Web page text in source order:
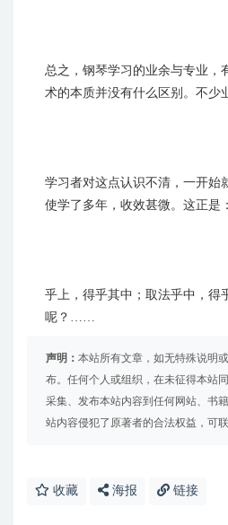
总之，钢琴学习的业余与专业，
术的本质并没有什么区别。不少
学习者对这点认识不清，一开始
使学了多年，收效甚微。这正是
乎上，得乎其中；取法乎中，得
呢？……
声明： 本站所有文章，如无特殊说明
布。任何个人或组织，在未征得本站
采集、发布本站内容到任何网站、书
站内容侵犯了原著者的合法权益，可
收藏 海报 链接